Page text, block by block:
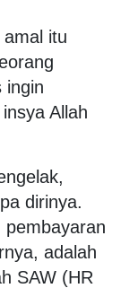
itu
ingin
Allah
dirinya.
adalah
SAW (HR